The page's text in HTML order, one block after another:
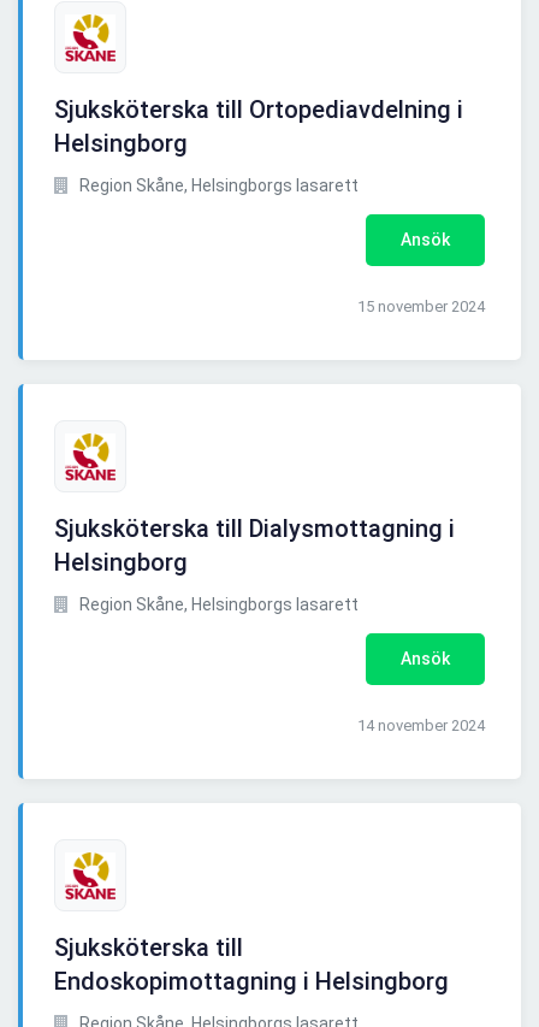
Sjuksköterska till Ortopediavdelning i
Helsingborg
Region Skåne, Helsingborgs lasarett
Ansök
15 november 2024
Sjuksköterska till Dialysmottagning i
Helsingborg
Region Skåne, Helsingborgs lasarett
Ansök
14 november 2024
Sjuksköterska till
Endoskopimottagning i Helsingborg